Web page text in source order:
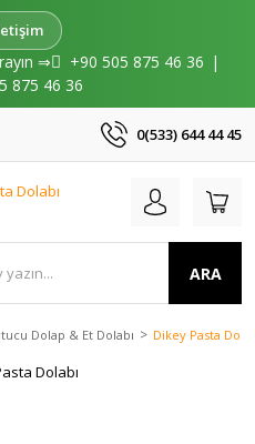
⇒ +90 505 875 46 36 |
875 46 36
0(533) 644 44 45
ARA
Dolap & Et Dolabı Dikey Pasta